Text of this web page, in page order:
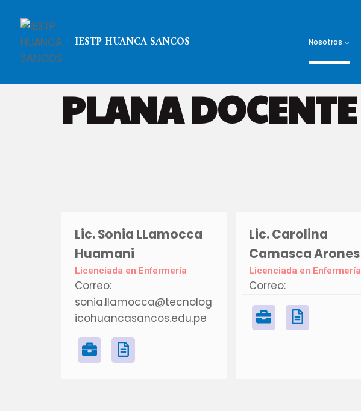
IESTP HUANCA SANCOS Nosotros
PLANA DOCENTE
Lic. Sonia LLamocca
Huamani
Licenciada en Enfermería
Correo:
sonia.llamocca@tecnolog
icohuancasancos.edu.pe
Lic. Carolina
Camasca Arones
Licenciada en Enfermería
Correo: